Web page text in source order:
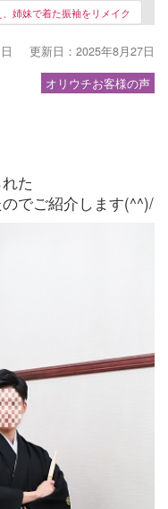
姉妹で着た振袖をリメイク
更新日：2025年8月27日
オリウチお客様の声
た
でご紹介します(^^)/